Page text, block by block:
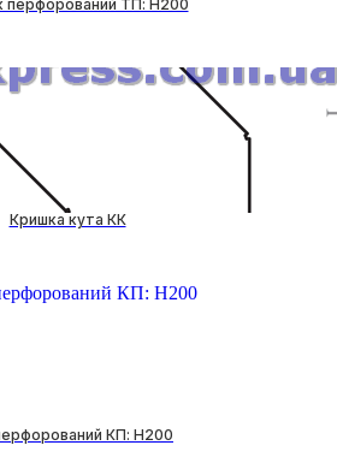
перфорований ТП: H200
Кришка кута КК
КП: H200